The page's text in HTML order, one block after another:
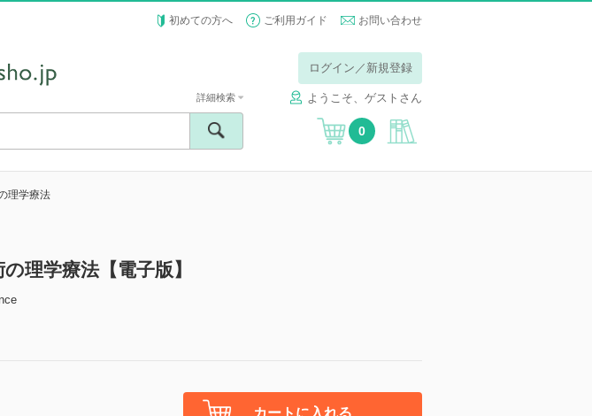
初めての方へ ご利用ガイド お問い合わせ
ログイン／新規登録
ようこそ、ゲストさん
詳細検索
0
理学療法
理学療法【電子版】